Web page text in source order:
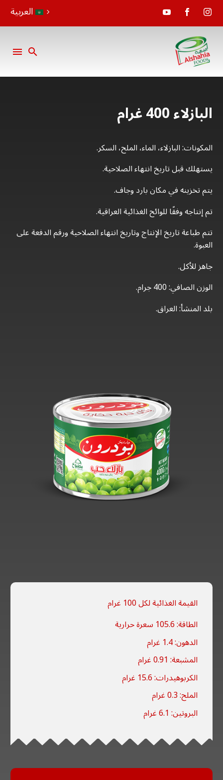
العربية
البازلاء 400 غرام
المكونات: البازلاء، الماء، الملح، السكر.
يستهلك قبل تاريخ انتهاء الصلاحية.
يتم تخزينه في مكان بارد وجاف.
تم إنتاجه وفقًا للوائح الغذائية العراقية.
تتم طباعة تاريخ الإنتاج وتاريخ انتهاء الصلاحية ورقم الدفعة على
العبوة.
جاهز للأكل.
الوزن الصافي: 400 جرام.
بلد المنشأ: العراق.
القيمة الغذائية لكل 100 غرام
الطاقة: 105.6 سعرة حرارية
الدهون: 1.4 غرام
المشبعة: 0.91 غرام
الكربوهيدرات: 15.6 غرام
الملح: 0.3 غرام
البروتين: 6.1 غرام